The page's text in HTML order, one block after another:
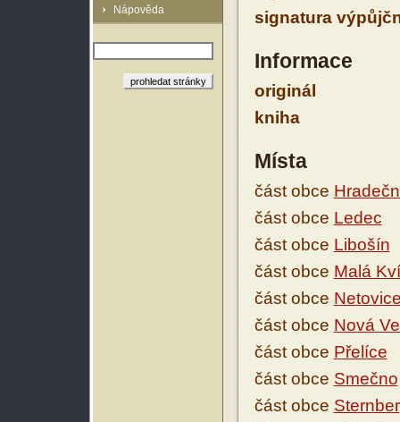
Nápověda
signatura
Informace
originál
kniha
Místa
část obce
část obce Ledec
část obce Libošín
část obce Malá
část obce
část obce Nová
část obce Přelíce
část obce Smečno
část obce